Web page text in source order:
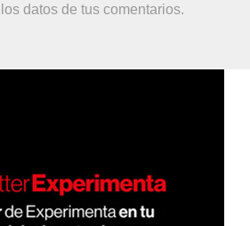
datos de tus comentarios.